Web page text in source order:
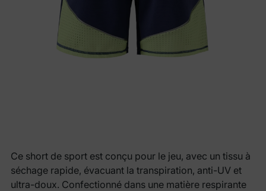
Ce short de sport est conçu pour le jeu, avec un tissu à
séchage rapide, évacuant la transpiration, anti-UV et
ultra-doux. Confectionné dans une matière respirante